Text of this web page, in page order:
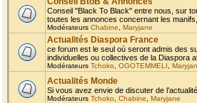
Conseil "Black To Black" entre nous, sur
toutes les annonces concernant les
Modérateurs Chabine Maryjane
Actualités Diaspora France
ce forum est le seul où seront admis des
individuelles ou collectives de la Diaspora
Modérateurs Tchoko OGOTEMMELI
Actualités Monde
Si vous avez envie de discuter de
Modérateurs Tchoko Chabine Maryjane